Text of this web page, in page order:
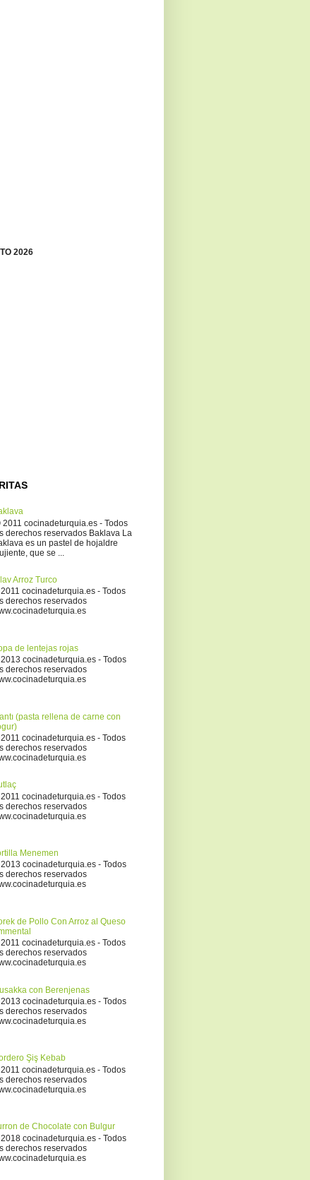
2026
2011 cocinadeturquia.es - Todos
derechos reservados Baklava La
es un pastel de hojaldre
que se ...
Arroz Turco
cocinadeturquia.es - Todos
derechos reservados
de lentejas rojas
cocinadeturquia.es - Todos
derechos reservados
(pasta rellena de carne con
cocinadeturquia.es - Todos
derechos reservados
cocinadeturquia.es - Todos
derechos reservados
Menemen
cocinadeturquia.es - Todos
derechos reservados
de Pollo Con Arroz al Queso
cocinadeturquia.es - Todos
derechos reservados
con Berenjenas
cocinadeturquia.es - Todos
derechos reservados
Şiş Kebab
cocinadeturquia.es - Todos
derechos reservados
de Chocolate con Bulgur
cocinadeturquia.es - Todos
derechos reservados